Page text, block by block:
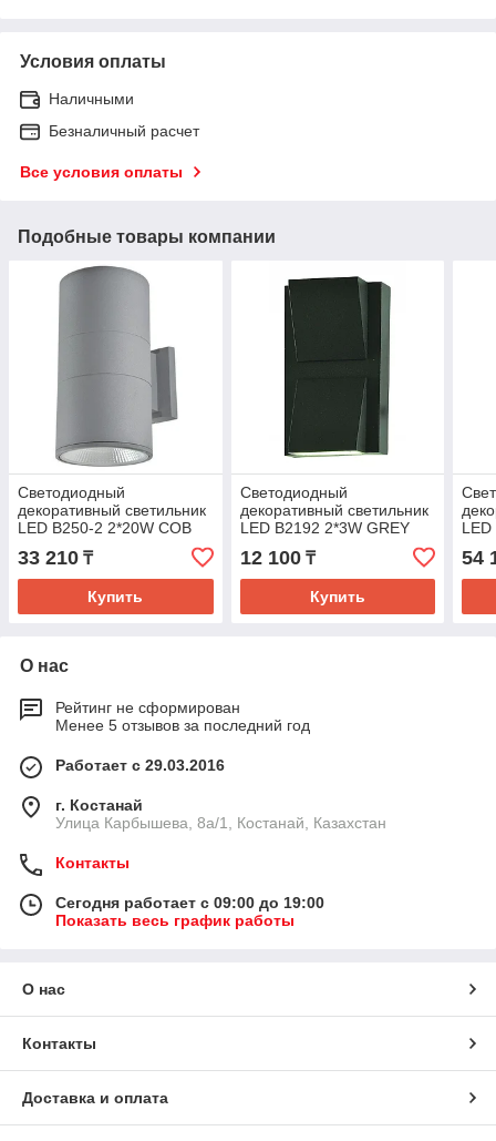
Условия оплаты
Наличными
Безналичный расчет
Все условия оплаты
Подобные товары компании
Светодиодный
декоративный светильник
LED B250-2 2*20W COB
5700K Grey (TS) 4шт
33 210 ₸
Купить
Светодиодный
декоративный светильник
LED B2192 2*3W GREY
3000K (TEKLED) 40шт
12 100₸
Купить
54
О нас
Рейтинг не сформирован
Менее 5 отзывов за последний год
Работает с 29.03.2016
г. Костанай
Улица Карбышева, 8а/1, Костанай, Казахстан
Контакты
Сегодня работает с 09:00 до 19:00
Показать весь график работы
О нас
Контакты
Доставка и оплата